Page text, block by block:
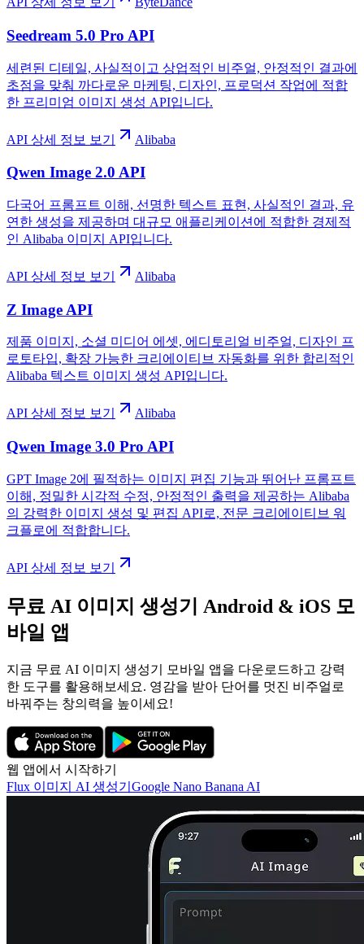
Seedream 5.0 Pro API
세련된 디테일, 사실적이고 상업적인 비주얼, 안정적인 결과에
초점을 맞춰 까다로운 마케팅, 디자인, 프로덕션 작업에 적합
한 프리미엄 이미지 생성 API입니다.
API 상세 정보 보기 Alibaba
Qwen Image 2.0 API
다국어 프롬프트 이해, 선명한 텍스트 표현, 사실적인 결과, 유
연한 생성을 제공하며 대규모 애플리케이션에 적합한 경제적
인 Alibaba 이미지 API입니다.
API 상세 정보 보기 Alibaba
Z Image API
제품 이미지, 소셜 미디어 에셋, 에디토리얼 비주얼, 디자인 프
로토타입, 확장 가능한 크리에이티브 자동화를 위한 합리적인
Alibaba 텍스트 이미지 생성 API입니다.
API 상세 정보 보기 Alibaba
Qwen Image 3.0 Pro API
GPT Image 2에 필적하는 이미지 편집 기능과 뛰어난 프롬프트
이해, 정밀한 시각적 수정, 안정적인 출력을 제공하는 Alibaba
의 강력한 이미지 생성 및 편집 API로, 전문 크리에이티브 워
크플로에 적합합니다.
API 상세 정보 보기
무료 AI 이미지 생성기 Android & iOS 모
바일 앱
지금 무료 AI 이미지 생성기 모바일 앱을 다운로드하고 강력
한 도구를 활용해보세요. 영감을 받아 단어를 멋진 비주얼로
바꿔주는 창의력을 높이세요!
웹 앱에서 시작하기
Flux 이미지 AI 생성기 Google Nano Banana AI